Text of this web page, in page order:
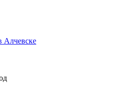
Алчевске